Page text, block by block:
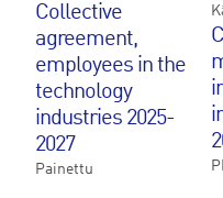
Collective
agreement,
employees in the
technology
industries 2025-
2027
Painettu